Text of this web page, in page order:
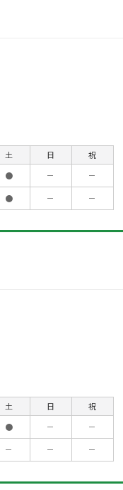
土 日
祝
● －
－
● － －
土 日
祝
● －
－
－ － －